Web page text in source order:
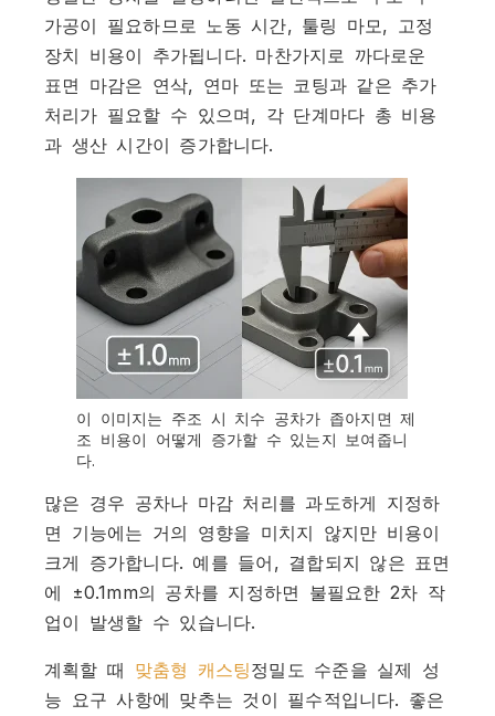
가공이 필요하므로 노동 시간, 툴링 마모, 고정
장치 비용이 추가됩니다. 마찬가지로 까다로운
표면 마감은 연삭, 연마 또는 코팅과 같은 추가
처리가 필요할 수 있으며, 각 단계마다 총 비용
과 생산 시간이 증가합니다.
이 이미지는 주조 시 치수 공차가 좁아지면 제
조 비용이 어떻게 증가할 수 있는지 보여줍니
다.
많은 경우 공차나 마감 처리를 과도하게 지정하
면 기능에는 거의 영향을 미치지 않지만 비용이
크게 증가합니다. 예를 들어, 결합되지 않은 표면
에 ±0.1mm의 공차를 지정하면 불필요한 2차 작
업이 발생할 수 있습니다.
계획할 때 맞춤형 캐스팅정밀도 수준을 실제 성
능 요구 사항에 맞추는 것이 필수적입니다. 좋은